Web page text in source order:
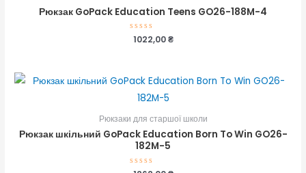
Рюкзак GoPack Education Teens GO26-188M-4
Оцінено
в
1022,00₴
Рюкзаки для старшої школи
Рюкзак шкільний GoPack Education Born To Win GO26-
182M-5